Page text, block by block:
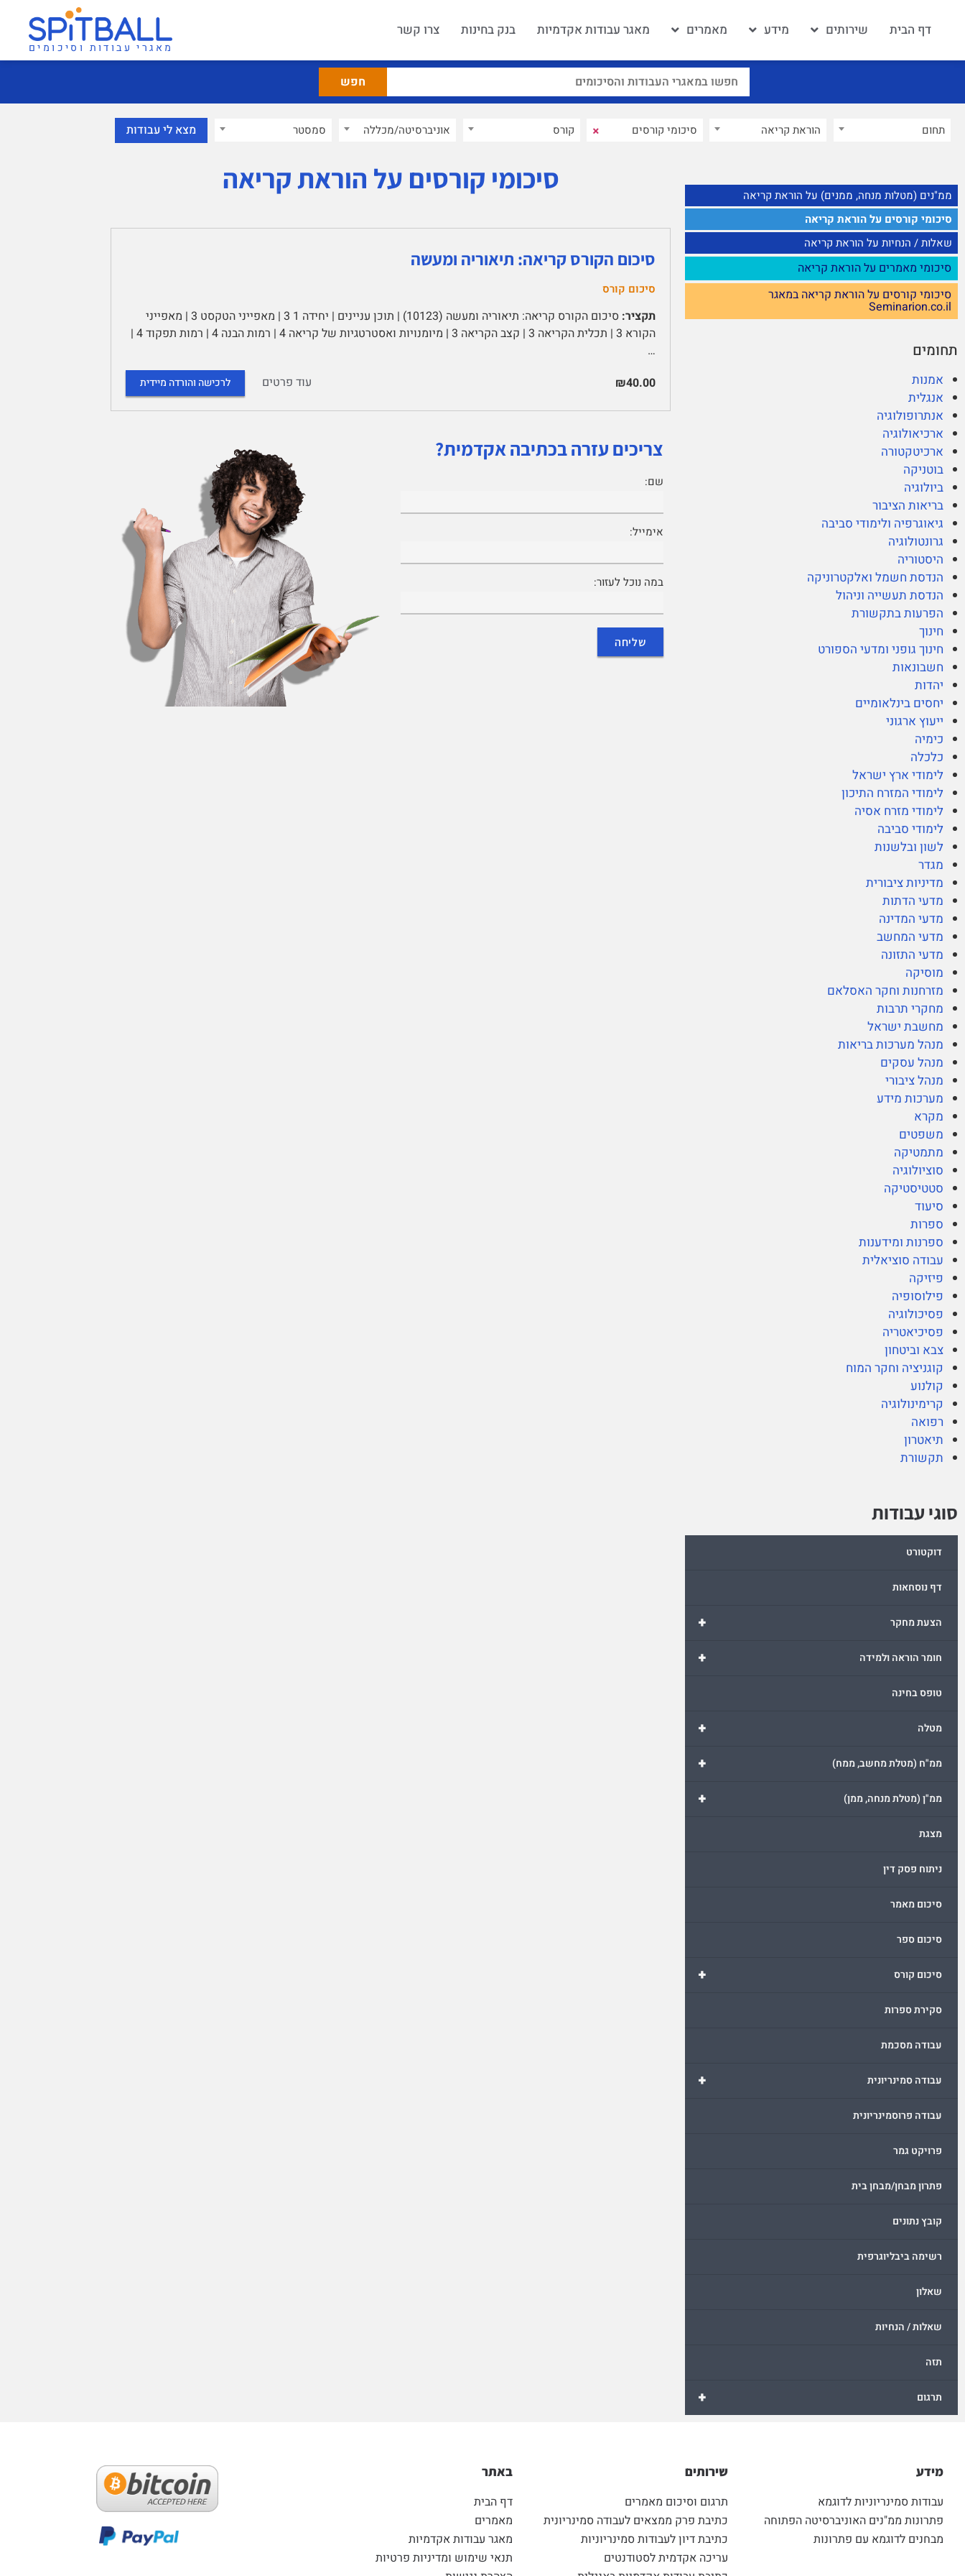
דף הבית שירותים מידע מאמרים מאגר עבודות אקדמיות בנק בחינות צרו קשר
מאגרי עבודות וסיכומים
תחום הוראת קריאה × קורס אוניברסיטה/מכללה סמסטר
ממ"נים (מטלות מנחה, ממנים) על הוראת קריאה
סיכומי קורסים על הוראת קריאה
שאלות / הנחיות על הוראת קריאה
סיכומי מאמרים על הוראת קריאה
סיכומי קורסים על הוראת קריאה במאגר
Seminarion.co.il
תחומים
אמנות
אנגלית
אנתרופולוגיה
ארכיאולוגיה
ארכיטקטורה
בוטניקה
ביולוגיה
בריאות הציבור
גיאוגרפיה ולימודי סביבה
גרונטולוגיה
היסטוריה
הנדסת חשמל ואלקטרוניקה
הנדסת תעשייה וניהול
הפרעות בתקשורת
חינוך
חינוך גופני ומדעי הספורט
חשבונאות
יהדות
יחסים בינלאומיים
ייעוץ ארגוני
כימיה
כלכלה
לימודי ארץ ישראל
לימודי המזרח התיכון
לימודי מזרח אסיה
לימודי סביבה
לשון ובלשנות
מגדר
מדיניות ציבורית
מדעי הדתות
מדעי המדינה
מדעי המחשב
מדעי התזונה
מוסיקה
מזרחנות וחקר האסלאם
מחקרי תרבות
מחשבת ישראל
מנהל מערכות בריאות
מנהל עסקים
מנהל ציבורי
מערכות מידע
מקרא
משפטים
מתמטיקה
סוציולוגיה
סטטיסטיקה
סיעוד
ספרות
ספרנות ומידענות
עבודה סוציאלית
פיזיקה
פילוסופיה
פסיכולוגיה
פסיכיאטריה
צבא וביטחון
קוגניציה וחקר המוח
קולנוע
קרימינולוגיה
רפואה
תיאטרון
תקשורת
סוגי עבודות
דוקטורט
דף נוסחאות
+ הצעת מחקר
+ חומר הוראה ולמידה
טופס בחינה
+ מטלה
+ ממ"ח (מטלת מחשב, ממח)
+ ממ"ן (מטלת מנחה, ממן)
מצגת
ניתוח פסק דין
סיכום מאמר
סיכום ספר
+ סיכום קורס
סקירת ספרות
עבודה מסכמת
+ עבודה סמינריונית
עבודה פרוסמינריונית
פרויקט גמר
פתרון מבחן/מבחן בית
קובץ נתונים
רשימה ביבליוגרפית
שאלון
שאלות / הנחיות
תזה
+ תרגום
סיכומי קורסים על הוראת קריאה
סיכום הקורס קריאה: תיאוריה ומעשה
סיכום קורס
תקציר:
סיכום הקורס קריאה: תיאוריה ומעשה (10123) | תוכן עניינים | יחידה 1 3 | מאפייני הטקסט 3 | מאפייני
הקורא 3 | תכלית הקריאה 3 | קצב הקריאה 3 | מיומנויות ואסטרטגיות של קריאה 4 | רמות הבנה 4 | רמות תפקוד 4 |
…
₪40.00
עוד פרטים לרכישה והורדה מיידית
צריכים עזרה בכתיבה אקדמית?
שם:
אימייל:
במה נוכל לעזור:
מידע
עבודות סמינריוניות לדוגמא
פתרונות ממ"נים האוניברסיטה הפתוחה
מבחנים לדוגמא עם פתרונות
שירותים
תרגום וסיכום מאמרים
כתיבת פרק ממצאים לעבודה סמינריונית
כתיבת דיון לעבודות סמינריוניות
עריכה אקדמית לסטודנטים
באתר
דף הבית
מאמרים
מאגר עבודות אקדמיות
תנאי שימוש ומדיניות פרטיות